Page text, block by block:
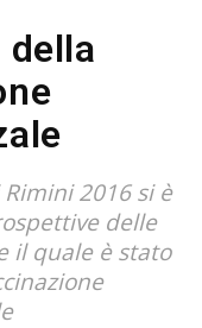
della
2016 si è
delle
il quale è stato